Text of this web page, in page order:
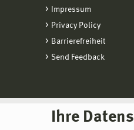
Ihre
Impressum
Privacy Policy
Barrierefreiheit
Send Feedback